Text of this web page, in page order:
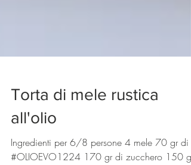
Torta di mele rustica
all'olio